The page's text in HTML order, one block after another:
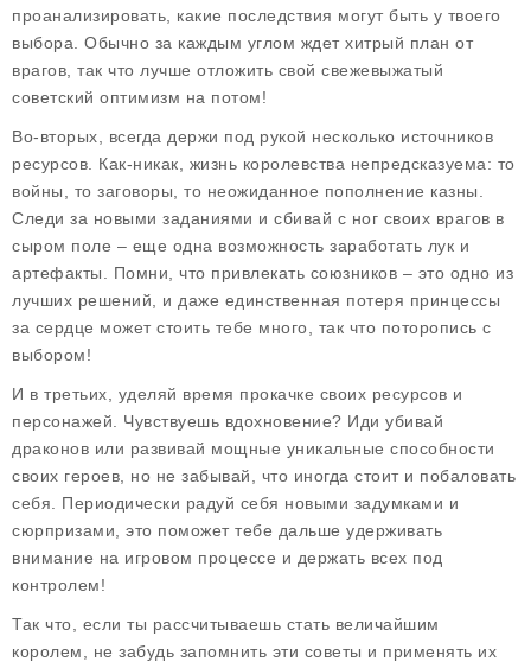
проанализировать, какие последствия могут быть у твоего
выбора. Обычно за каждым углом ждет хитрый план от
врагов, так что лучше отложить свой свежевыжатый
советский оптимизм на потом!
Во-вторых, всегда держи под рукой несколько источников
ресурсов. Как-никак, жизнь королевства непредсказуема: то
войны, то заговоры, то неожиданное пополнение казны.
Следи за новыми заданиями и сбивай с ног своих врагов в
сыром поле – еще одна возможность заработать лук и
артефакты. Помни, что привлекать союзников – это одно из
лучших решений, и даже единственная потеря принцессы
за сердце может стоить тебе много, так что поторопись с
выбором!
И в третьих, уделяй время прокачке своих ресурсов и
персонажей. Чувствуешь вдохновение? Иди убивай
драконов или развивай мощные уникальные способности
своих героев, но не забывай, что иногда стоит и побаловать
себя. Периодически радуй себя новыми задумками и
сюрпризами, это поможет тебе дальше удерживать
внимание на игровом процессе и держать всех под
контролем!
Так что, если ты рассчитываешь стать величайшим
королем, не забудь запомнить эти советы и применять их